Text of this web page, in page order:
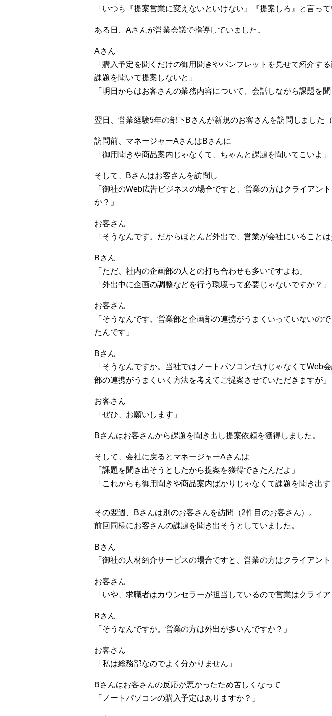
「いつも『提案営業に変えないといけない』『提案しろ』と言って
ある日、Aさんが営業会議で指導していました。
Aさん
「購入予定を聞くだけの御用聞きやパンフレットを見せて紹介す
課題を聞いて提案しないと」
「明日からはお客さんの業務内容について、会話しながら課題を
翌日、営業経験5年の部下Bさんが新規のお客さんを訪問しました
訪問前、マネージャーAさんはBさんに
「御用聞きや商品案内じゃなくて、ちゃんと課題を聞いてこいよ」
そして、Bさんはお客さんを訪問し
「御社のWeb広告ビジネスの場合ですと、営業の方はクライアン
か？」
お客さん
「そうなんです。だからほとんど外出で、営業が会社にいることは
Bさん
「ただ、社内の企画部の人との打ち合わせも多いですよね」
「外出中に企画の調整などを行う環境って必要じゃないですか？」
お客さん
「そうなんです。営業部と企画部の連携がうまくいっていないの
たんです」
Bさん
「そうなんですか。当社ではノートパソコンだけじゃなくて
部の連携がうまくいく方法を考えてご提案させていただきますが」
お客さん
「ぜひ、お願いします」
Bさんはお客さんから課題を聞き出し提案依頼を獲得しました。
そして、会社に戻るとマネージャーAさんは
「課題を聞き出そうとしたから提案を獲得できたんだよ」
「これからも御用聞きや商品案内ばかりじゃなくて課題を聞き出す
その翌週、Bさんは別のお客さんを訪問（2件目のお客さん）。
前回同様にお客さんの課題を聞き出そうとしていました。
Bさん
「御社の人材紹介サービスの場合ですと、営業の方はクライアン
お客さん
「いや、求職者はカウンセラーが担当しているので営業はクライ
Bさん
「そうなんですか。営業の方は外出が多いんですか？」
お客さん
「私は総務部なのでよく分かりません」
Bさんはお客さんの反応が悪かったため苦しくなって
「ノートパソコンの購入予定はありますか？」